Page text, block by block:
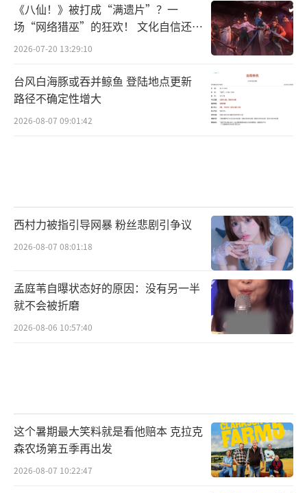
个环节都展现出了领先的技术实力,词曲唱均具
备高度的可编辑性。平台提供的AI作曲和编曲
功能,拥有450+编曲模板,覆盖各种情绪和风格,
用户可以根据自己的创作需求,快速找到合适的
模板并进行个性化调整。BPM的自由调整、调
性与调式的快速修改,以及自定义和弦编配等功
能,大大增强了作品的可塑性。在作词环节,AI划
拟歌手音色选择,让每首歌曲都独一无二。网易
天音在词曲唱每个环节的高度可编辑性,让每一
位用户都能轻松创作出专业水准的音乐作品。
《八仙！》被打成“满遗片”？一
场“网络猎巫”的狂欢！ 文化自信还是
焦虑？
2026-07-20 13:29:10
台风白海豚或吞并鲸鱼 登陆地点更新
路径不确定性增大
2026-08-07 09:01:42
西村力被指引导网暴 粉丝悲剧引争议
2026-08-07 08:01:18
孟庭苇自曝状态好的原因：没有另一半
就不会被折磨
2026-08-06 10:57:40
这个暑期最大笑料就是看他赔本 克拉克
森农场第五季再出发
2026-08-07 10:22:47